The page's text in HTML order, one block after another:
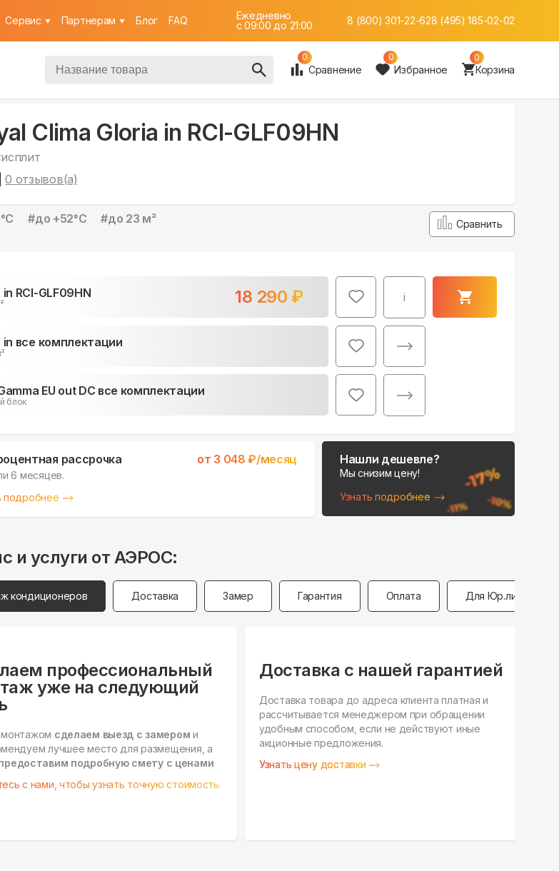
Cервис Партнерам Блог FAQ
Ежедневно
c 09:00 до 21:00
8 (800) 301-22-628 (495) 185-02-02
0
Сравнение
0
Избранное
0
Корзина
В WhatsApp
Clima Gloria in RCI-GLF09HN
0 отзывов(а)
#до +52°С #до 23 м² Сравнить
in RCI-GLF09HN 18 290 ₽ i
in все комплектации
EU out DC все комплектации
блок
рассрочка от 3 048 ₽/месяц
6 месяцев.
подробнее
Нашли дешевле?
Мы снизим цену!
Узнать подробнее
и услуги от АЭРОС:
кондиционеров Доставка Замер Гарантия Оплата Для Юр.лиц
профессиональный
уже на следующий
сделаем выезд с замером и
лучшее место для размещения, а
подробную смету с ценами
с нами, чтобы узнать точную стоимость.
Доставка с нашей гарантией
Доставка товара до адреса клиента платная и
рассчитывается менеджером при обращении
удобным способом, если не действуют иные
акционные предложения.
Узнать цену доставки